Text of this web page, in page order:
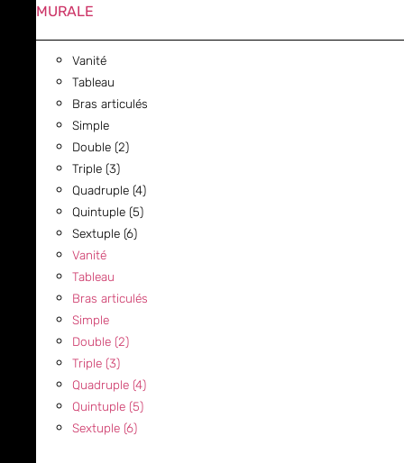
MURALE
Vanité
Tableau
Bras articulés
Simple
Double (2)
Triple (3)
Quadruple (4)
Quintuple (5)
Sextuple (6)
Vanité
Tableau
Bras articulés
Simple
Double (2)
Triple (3)
Quadruple (4)
Quintuple (5)
Sextuple (6)